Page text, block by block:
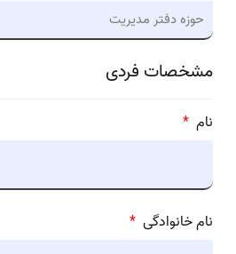
مشخصات فردی
نام *
نام خانوادگی *